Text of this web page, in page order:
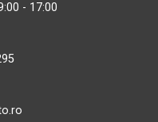
- 17:00